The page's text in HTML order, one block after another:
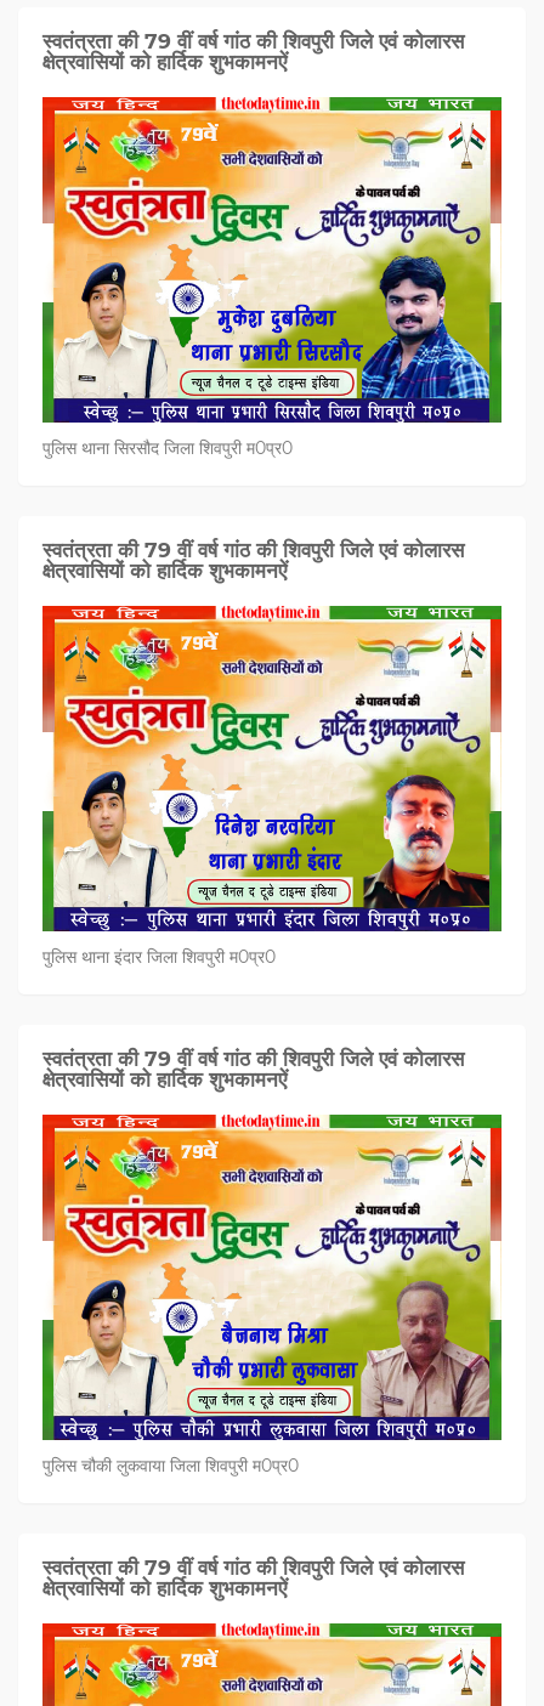
स्वतंत्रता की 79 वीं वर्ष गांठ की शिवपुरी जिले एवं कोलारस
क्षेत्रवासियों को हार्दिक शुभकामनऐं
पुलिस थाना सिरसौद जिला शिवपुरी म0प्र0
स्वतंत्रता की 79 वीं वर्ष गांठ की शिवपुरी जिले एवं कोलारस
क्षेत्रवासियों को हार्दिक शुभकामनऐं
पुलिस थाना इंदार जिला शिवपुरी म0प्र0
स्वतंत्रता की 79 वीं वर्ष गांठ की शिवपुरी जिले एवं कोलारस
क्षेत्रवासियों को हार्दिक शुभकामनऐं
पुलिस चौकी लुकवाया जिला शिवपुरी म0प्र0
स्वतंत्रता की 79 वीं वर्ष गांठ की शिवपुरी जिले एवं कोलारस
क्षेत्रवासियों को हार्दिक शुभकामनऐं